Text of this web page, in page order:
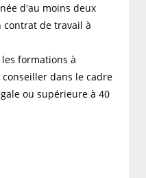
d'au moins deux
contrat de travail à
formations à
dans le cadre
ou supérieure à 40